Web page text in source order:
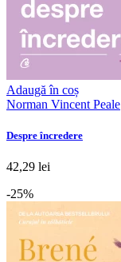
Adaugă în coș
Norman Vincent Peale
Despre încredere
42,29 lei
-25%